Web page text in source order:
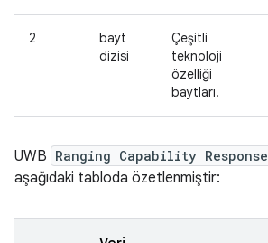
2
bayt
dizisi
Çeşitli
teknoloji
özelliği
baytları.
UWB Ranging Capability Response
aşağıdaki tabloda özetlenmiştir: